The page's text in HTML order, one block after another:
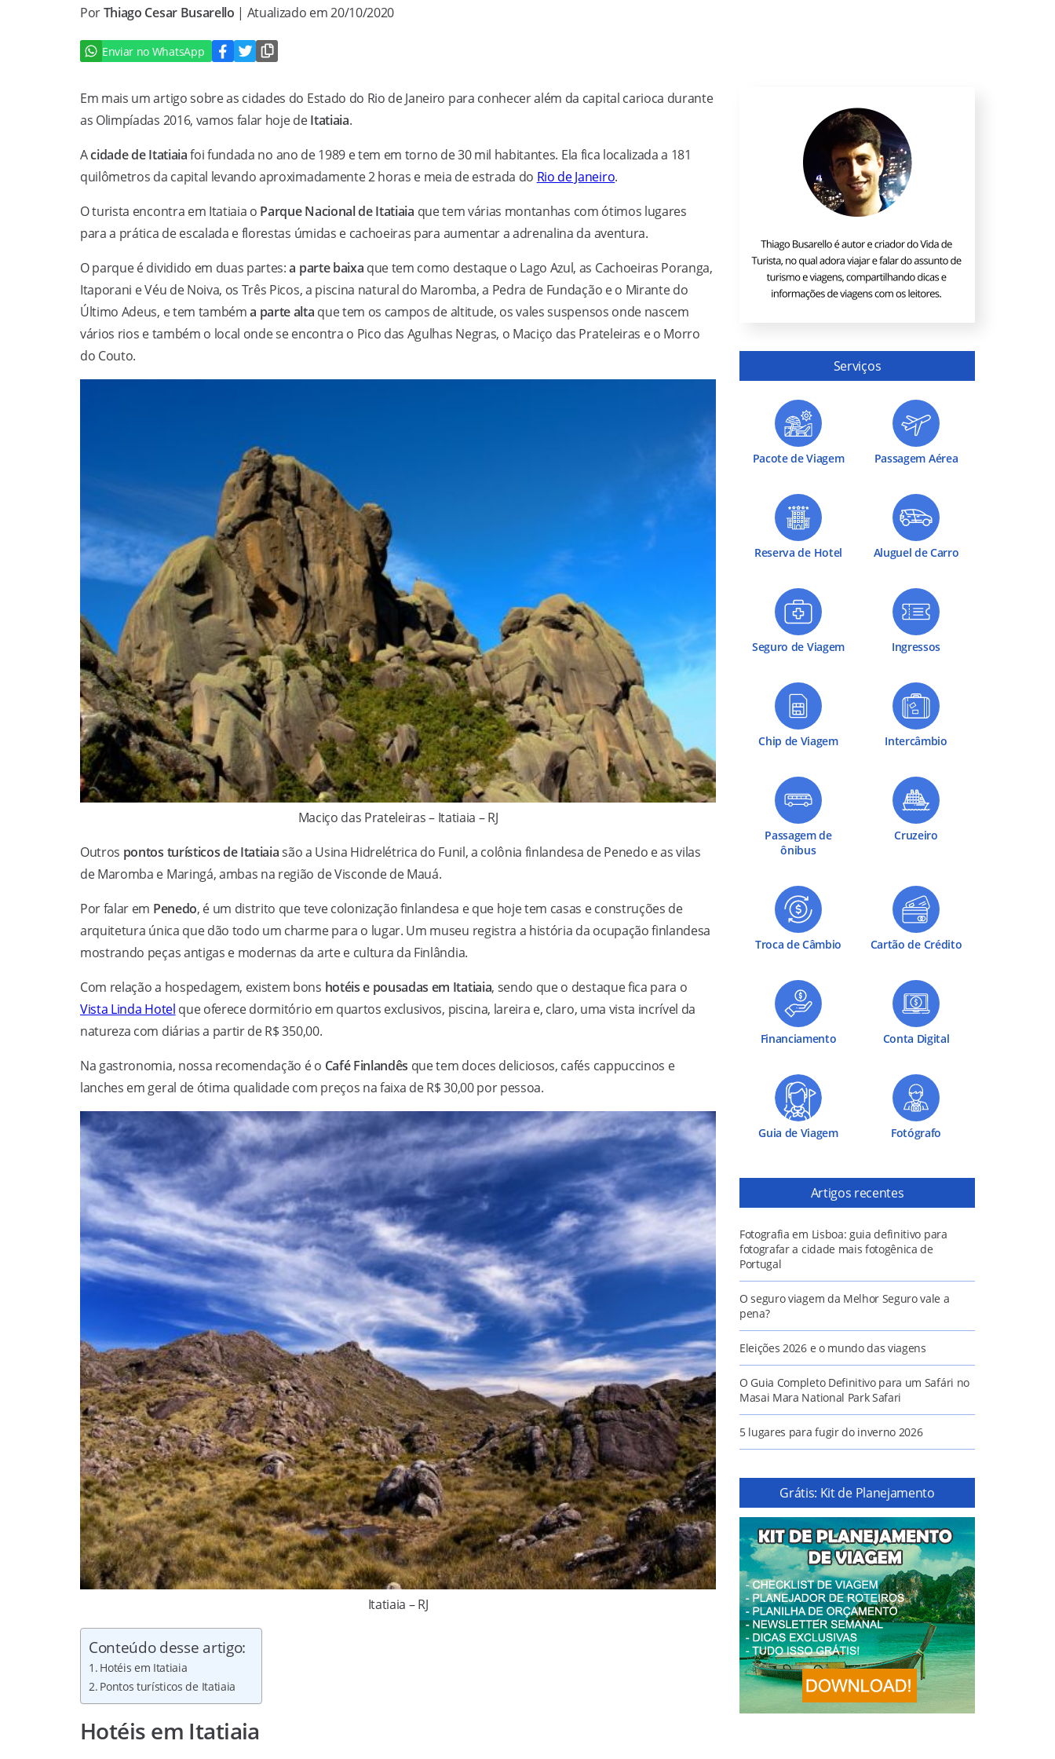
PorThiago Cesar Busarello | Atualizado em 20/10/2020
Enviar no WhatsApp
Em mais um artigo sobre as cidades do Estado do Rio de Janeiro para conhecer além da capital carioca durante
as Olimpíadas 2016, vamos falar hoje deItatiaia.
Acidade de Itatiaiafoi fundada no ano de 1989 e tem em torno de 30 mil habitantes. Ela fica localizada a 181
quilômetros da capital levando aproximadamente 2 horas e meia de estrada do Rio de Janeiro.
O turista encontra em Itatiaia o Parque Nacional de Itatiaia que tem várias montanhas com ótimos lugares
para a prática de escalada e florestas úmidas e cachoeiras para aumentar a adrenalina da aventura.
O parque é dividido em duas partes:a parte baixa que tem como destaque o Lago Azul, as Cachoeiras Poranga,
Itaporani e Véu de Noiva, os Três Picos, a piscina natural do Maromba, a Pedra de Fundação e o Mirante do
Último Adeus, e tem tambéma parte alta que tem os campos de altitude, os vales suspensos onde nascem
vários rios e também o local onde se encontra o Pico das Agulhas Negras, o Maciço das Prateleiras e o Morro
do Couto.
Maciço das Prateleiras – Itatiaia – RJ
Outros pontos turísticos de Itatiaiasão a Usina Hidrelétrica do Funil, a colônia finlandesa de Penedo e as vilas
de Maromba e Maringá, ambas na região de Visconde de Mauá.
Por falar em Penedo, é um distrito que teve colonização finlandesa e que hoje tem casas e construções de
arquitetura única que dão todo um charme para o lugar. Um museu registra a história da ocupação finlandesa
mostrando peças antigas e modernas da arte e cultura da Finlândia.
Com relação a hospedagem, existem bons hotéis e pousadas em Itatiaia, sendo que o destaque fica para o
Vista Linda Hotel que oferece dormitório em quartos exclusivos, piscina, lareira e, claro, uma vista incrível da
natureza com diárias a partir de R$ 350,00.
Na gastronomia, nossa recomendação é o Café Finlandês que tem doces deliciosos, cafés cappuccinos e
lanches em geral de ótima qualidade com preços na faixa de R$ 30,00 por pessoa.
Itatiaia – RJ
Conteúdo desse artigo:
Hotéis em Itatiaia
Pontos turísticos de Itatiaia
Hotéis em Itatiaia
Serviços
Pacote de Viagem Passagem Aérea
Reserva de Hotel Aluguel de Carro
Seguro de Viagem Ingressos
Chip de Viagem Intercâmbio
Passagem de
ônibus
Cruzeiro
Troca de Câmbio Cartão de Crédito
Financiamento Conta Digital
Guia de Viagem Fotógrafo
Artigos recentes
Fotografia em Lisboa: guia definitivo para
fotografar a cidade mais fotogênica de
Portugal
O seguro viagem da Melhor Seguro vale a
pena?
Eleições 2026 e o mundo das viagens
O Guia Completo Definitivo para um Safári no
Masai Mara National Park Safari
5 lugares para fugir do inverno 2026
Grátis: Kit de Planejamento